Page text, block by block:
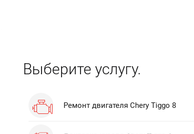
Выберите услугу.
Ремонт двигателя Chery Tiggo 8